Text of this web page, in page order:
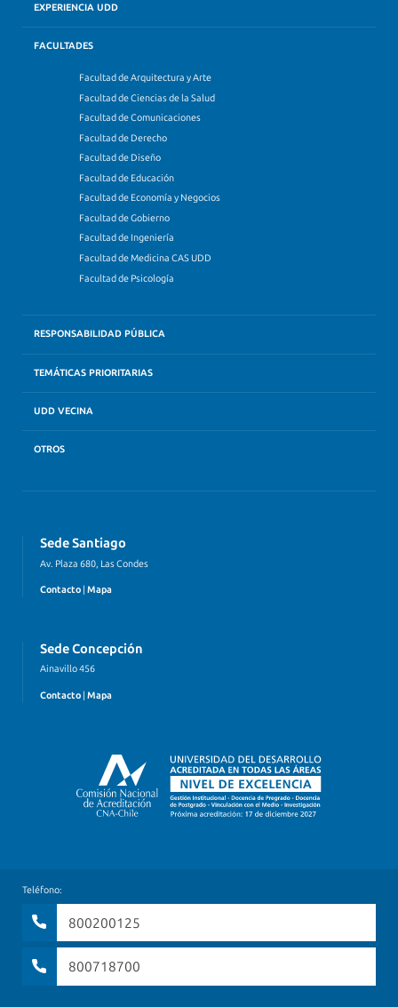
EXPERIENCIA UDD
FACULTADES
Facultad de Arquitectura y Arte
Facultad de Ciencias de la Salud
Facultad de Comunicaciones
Facultad de Derecho
Facultad de Diseño
Facultad de Educación
Facultad de Economía y Negocios
Facultad de Gobierno
Facultad de Ingeniería
Facultad de Medicina CAS UDD
Facultad de Psicología
RESPONSABILIDAD PÚBLICA
TEMÁTICAS PRIORITARIAS
UDD VECINA
OTROS
Sede Santiago
Av. Plaza 680, Las Condes
Contacto | Mapa
Sede Concepción
Ainavillo 456
Contacto | Mapa
Teléfono:
800200125
800718700